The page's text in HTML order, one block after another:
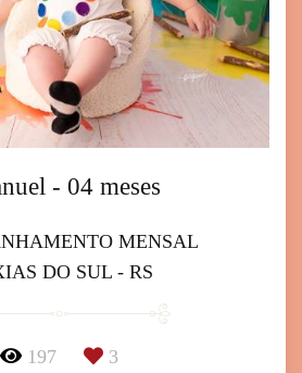
- 04 meses
MENSAL
DO SUL - RS
197 3